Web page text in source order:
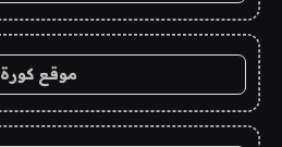
موقع كورة